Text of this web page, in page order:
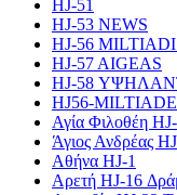
HJ-51
HJ-53 NEWS
HJ-56
HJ-57 AIGEAS
HJ-58
HJ56-
Αγία Φιλοθέη
Άγιος Ανδρέας
Αθήνα HJ-1
Αρετή HJ-16